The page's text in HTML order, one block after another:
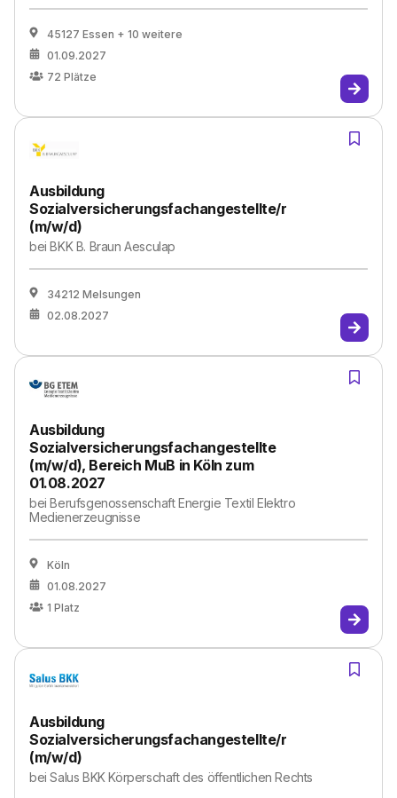
45127 Essen + 10 weitere
01.09.2027
72 Plätze
Ausbildung
Sozialversicherungsfachangestellte/r
(m/w/d)
beiBKK B. Braun Aesculap
34212 Melsungen
02.08.2027
Ausbildung
Sozialversicherungsfachangestellte
(m/w/d), Bereich MuB in Köln zum
01.08.2027
beiBerufsgenossenschaft Energie Textil Elektro
Medienerzeugnisse
Köln
01.08.2027
1 Platz
Ausbildung
Sozialversicherungsfachangestellte/r
(m/w/d)
beiSalus BKK Körperschaft des öffentlichen Rechts